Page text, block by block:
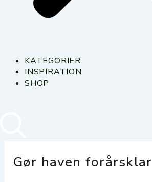
KATEGORIER
INSPIRATION
SHOP
Gør haven forårsklar